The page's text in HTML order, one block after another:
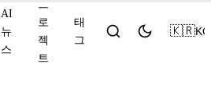
AI
뉴
스
프
로
젝
트
태
그
🇰🇷KO